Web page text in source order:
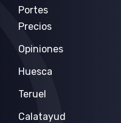
Portes
Precios
Opiniones
Huesca
Teruel
Calatayud